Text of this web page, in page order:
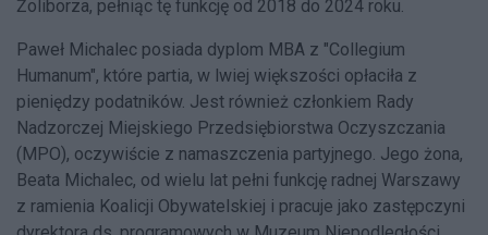
Żoliborza, pełniąc tę funkcję od 2018 do 2024 roku.
Paweł Michalec posiada dyplom MBA z "Collegium
Humanum"​, które partia, w lwiej większości opłaciła​ z
pieniędzy podatników. Jest również członkiem Rady
Nadzorczej Miejskiego Przedsiębiorstwa Oczyszczania
(MPO), oczywiście z namaszczenia partyjnego. Jego żona,
Beata Michalec, od wielu lat pełni funkcję radnej Warszawy
z ramienia Koalicji Obywatelskiej i pracuje jako zastępczyni